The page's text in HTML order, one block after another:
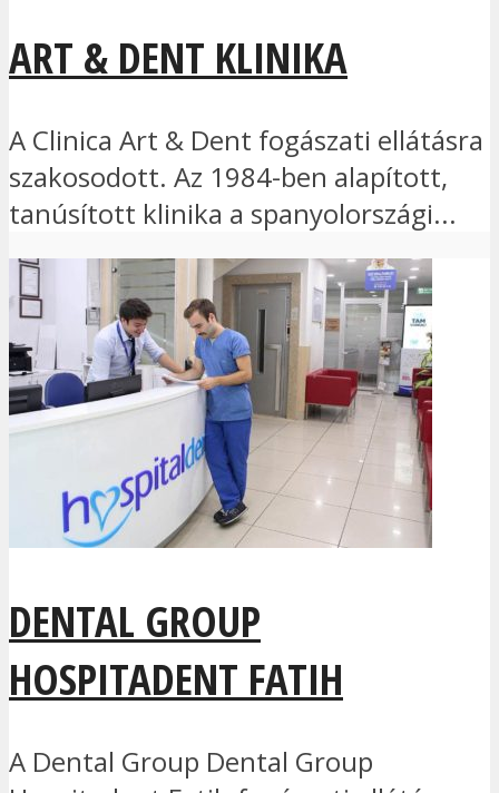
ART & DENT KLINIKA
A Clinica Art & Dent fogászati ellátásra
szakosodott. Az 1984-ben alapított,
tanúsított klinika a spanyolországi...
DENTAL GROUP
HOSPITADENT FATIH
A Dental Group Dental Group